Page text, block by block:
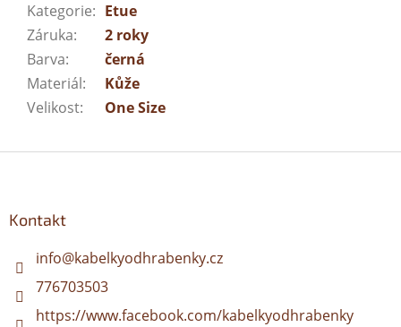
Kategorie: Etue
Záruka:
2 roky
Barva:
černá
Materiál:
Kůže
Velikost: One Size
Kontakt
info@kabelkyodhrabenky.cz
776703503
https://www.facebook.com/kabelkyodhrabenky